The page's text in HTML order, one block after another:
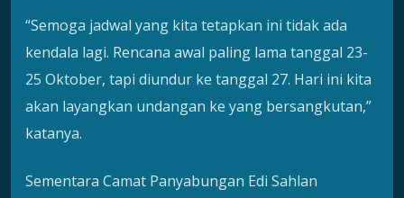
“Semoga jadwal yang kita tetapkan ini tidak ada
kendala lagi. Rencana awal paling lama tanggal 23-
25 Oktober, tapi diundur ke tanggal 27. Hari ini kita
akan layangkan undangan ke yang bersangkutan,”
katanya.
Sementara Camat Panyabungan Edi Sahlan